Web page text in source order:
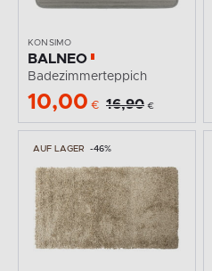
KONSIMO
BALNEO
Badezimmerteppich
10,00 € 16,90 €
AUF LAGER -46%